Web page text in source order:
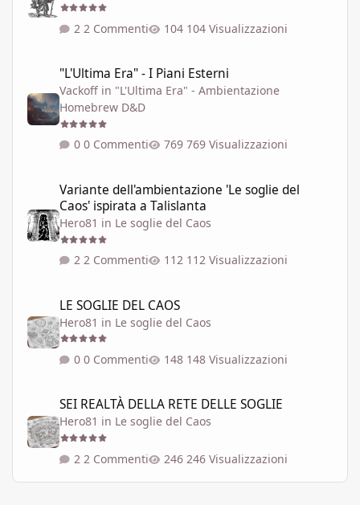
2 Commenti 104 Visualizzazioni
"L'Ultima Era" - I Piani Esterni
Vackoff in "L'Ultima Era" - Ambientazione
Homebrew D&D
0 Commenti 769 Visualizzazioni
Variante dell'ambientazione 'Le soglie del
Caos' ispirata a Talislanta
Hero81 in Le soglie del Caos
2 Commenti 112 Visualizzazioni
LE SOGLIE DEL CAOS
Hero81 in Le soglie del Caos
0 Commenti 148 Visualizzazioni
SEI REALTÀ DELLA RETE DELLE SOGLIE
Hero81 in Le soglie del Caos
2 Commenti 246 Visualizzazioni